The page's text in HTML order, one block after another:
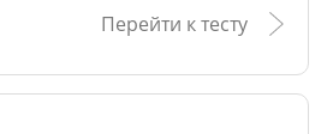
Перейти к тесту